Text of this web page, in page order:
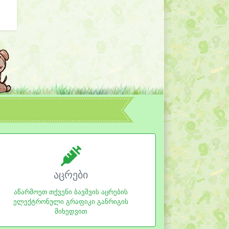
აცრები
აწარმოეთ თქვენი ბავშვის აცრების
ელექტრონული გრაფიკი განრიგის
მიხედვით